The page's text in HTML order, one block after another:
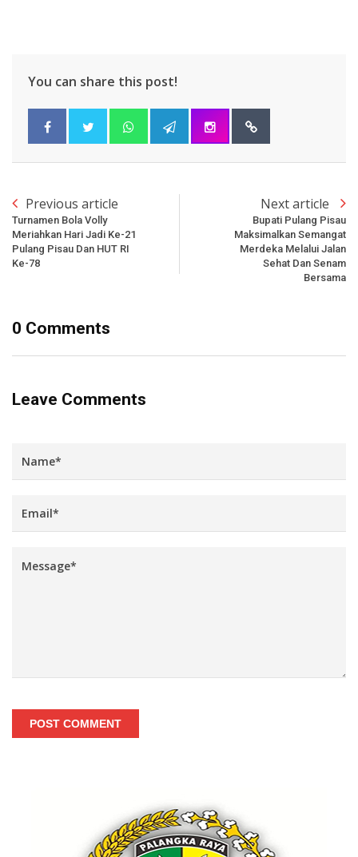
You can share this post!
Previous article
Turnamen Bola Volly
Meriahkan Hari Jadi Ke-21
Pulang Pisau Dan HUT RI
Ke-78
Next article
Bupati Pulang Pisau
Maksimalkan Semangat
Merdeka Melalui Jalan
Sehat Dan Senam
Bersama
0 Comments
Leave Comments
POST COMMENT